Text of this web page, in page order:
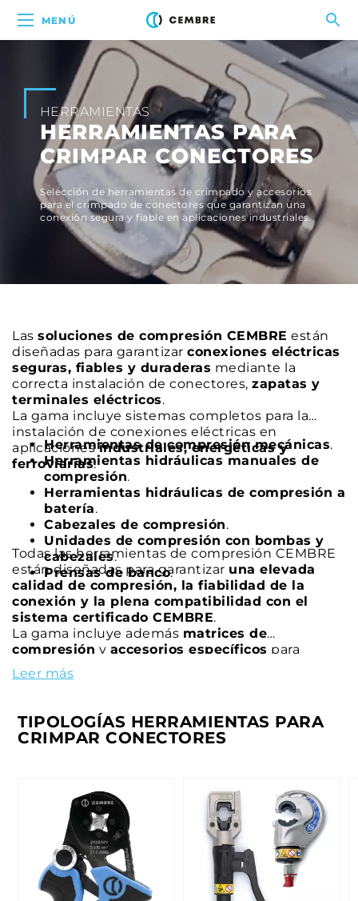
MENÚ
HERRAMIENTAS
HERRAMIENTAS PARA
CRIMPAR CONECTORES
Selección de herramientas de crimpado y accesorios
para el crimpado de conectores que garantizan una
conexión segura y fiable en aplicaciones industriales.
Las soluciones de compresión CEMBRE están
diseñadas para garantizar conexiones eléctricas
seguras, fiables y duraderas mediante la
correcta instalación de conectores, zapatas y
terminales eléctricos.
La gama incluye sistemas completos para la
instalación de conexiones eléctricas en
aplicacionesindustriales, energéticas y
ferroviarias:
Herramientas de compresión mecánicas.
Herramientas hidráulicas manuales de
compresión.
Herramientas hidráulicas de compresión a
batería.
Cabezales de compresión.
Unidades de compresión con bombas y
cabezales.
Prensas de banco.
Todas las herramientas de compresión CEMBRE
están diseñadas para garantizar una elevada
calidad de compresión, la fiabilidad de la
conexión y la plena compatibilidad con el
sistema certificado CEMBRE.
La gama incluye además matrices de
compresión y accesorios específicos para
completar cualquier sistema de compresión.
Leer más
TIPOLOGÍAS HERRAMIENTAS PARA
CRIMPAR CONECTORES